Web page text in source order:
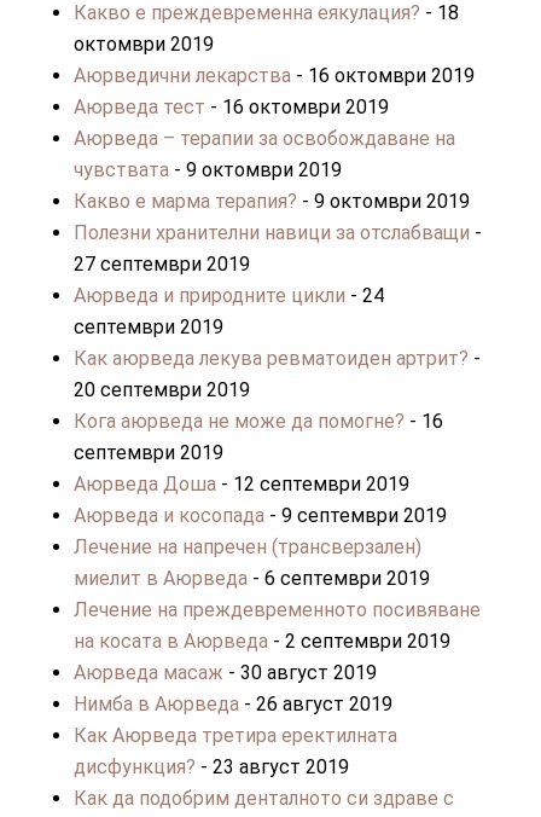
Какво е преждевременна еякулация? - 18
октомври 2019
Аюрведични лекарства- 16 октомври 2019
Аюрведа тест - 16 октомври 2019
Аюрведа – терапии за освобождаване на
чувствата- 9 октомври 2019
Какво е марма терапия? - 9 октомври 2019
Полезни хранителни навици за отслабващи -
27 септември 2019
Аюрведа и природните цикли - 24
септември 2019
Как аюрведа лекува ревматоиден артрит? -
20 септември 2019
Кога аюрведа не може да помогне? - 16
септември 2019
Аюрведа Доша- 12 септември 2019
Аюрведа и косопада- 9 септември 2019
Лечение на напречен (трансверзален)
миелит в Аюрведа- 6 септември 2019
Лечение на преждевременното посивяване
на косата в Аюрведа- 2 септември 2019
Аюрведа масаж - 30 август 2019
Нимба в Аюрведа- 26 август 2019
Как Аюрведа третира еректилната
дисфункция? - 23 август 2019
Как да подобрим денталното си здраве с